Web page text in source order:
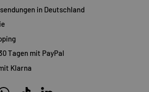
in Deutschland
Tagen mit PayPal
Klarna